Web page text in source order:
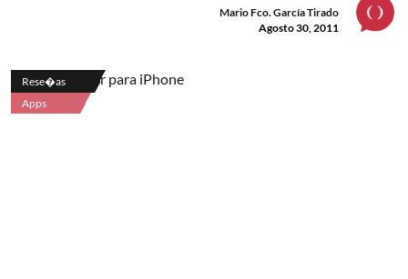
Mario Fco. García Tirado
Agosto 30, 2011
Rese�as
Apps